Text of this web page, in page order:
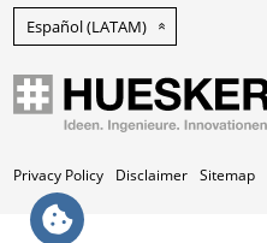
Español (LATAM)
Privacy Policy Disclaimer Sitemap